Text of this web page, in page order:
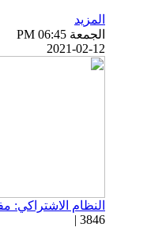
المزيد
الجمعة PM 06:45
2021-02-12
النظام الاشتراكي:
3846 |